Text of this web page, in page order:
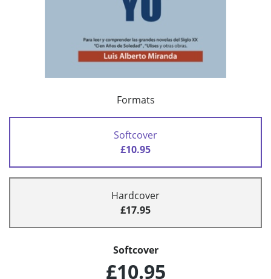
Formats
Softcover
£10.95
Hardcover
£17.95
Softcover
£10.95